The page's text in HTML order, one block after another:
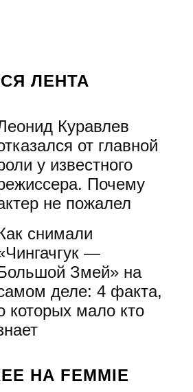
ЛЕНТА
Куравлев
от главной
у известного
Почему
не пожалел
снимали
—
Змей» на
деле: 4 факта,
которых мало кто
НА FEMMIE